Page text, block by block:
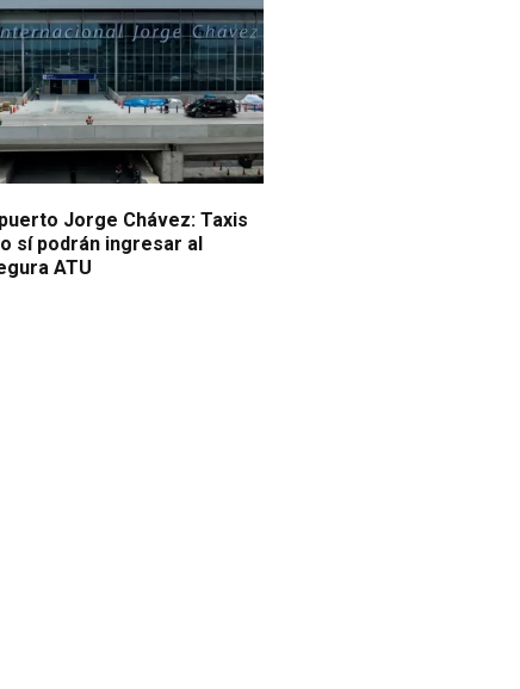
Jorge Chávez: Taxis
sí podrán ingresar al
ATU